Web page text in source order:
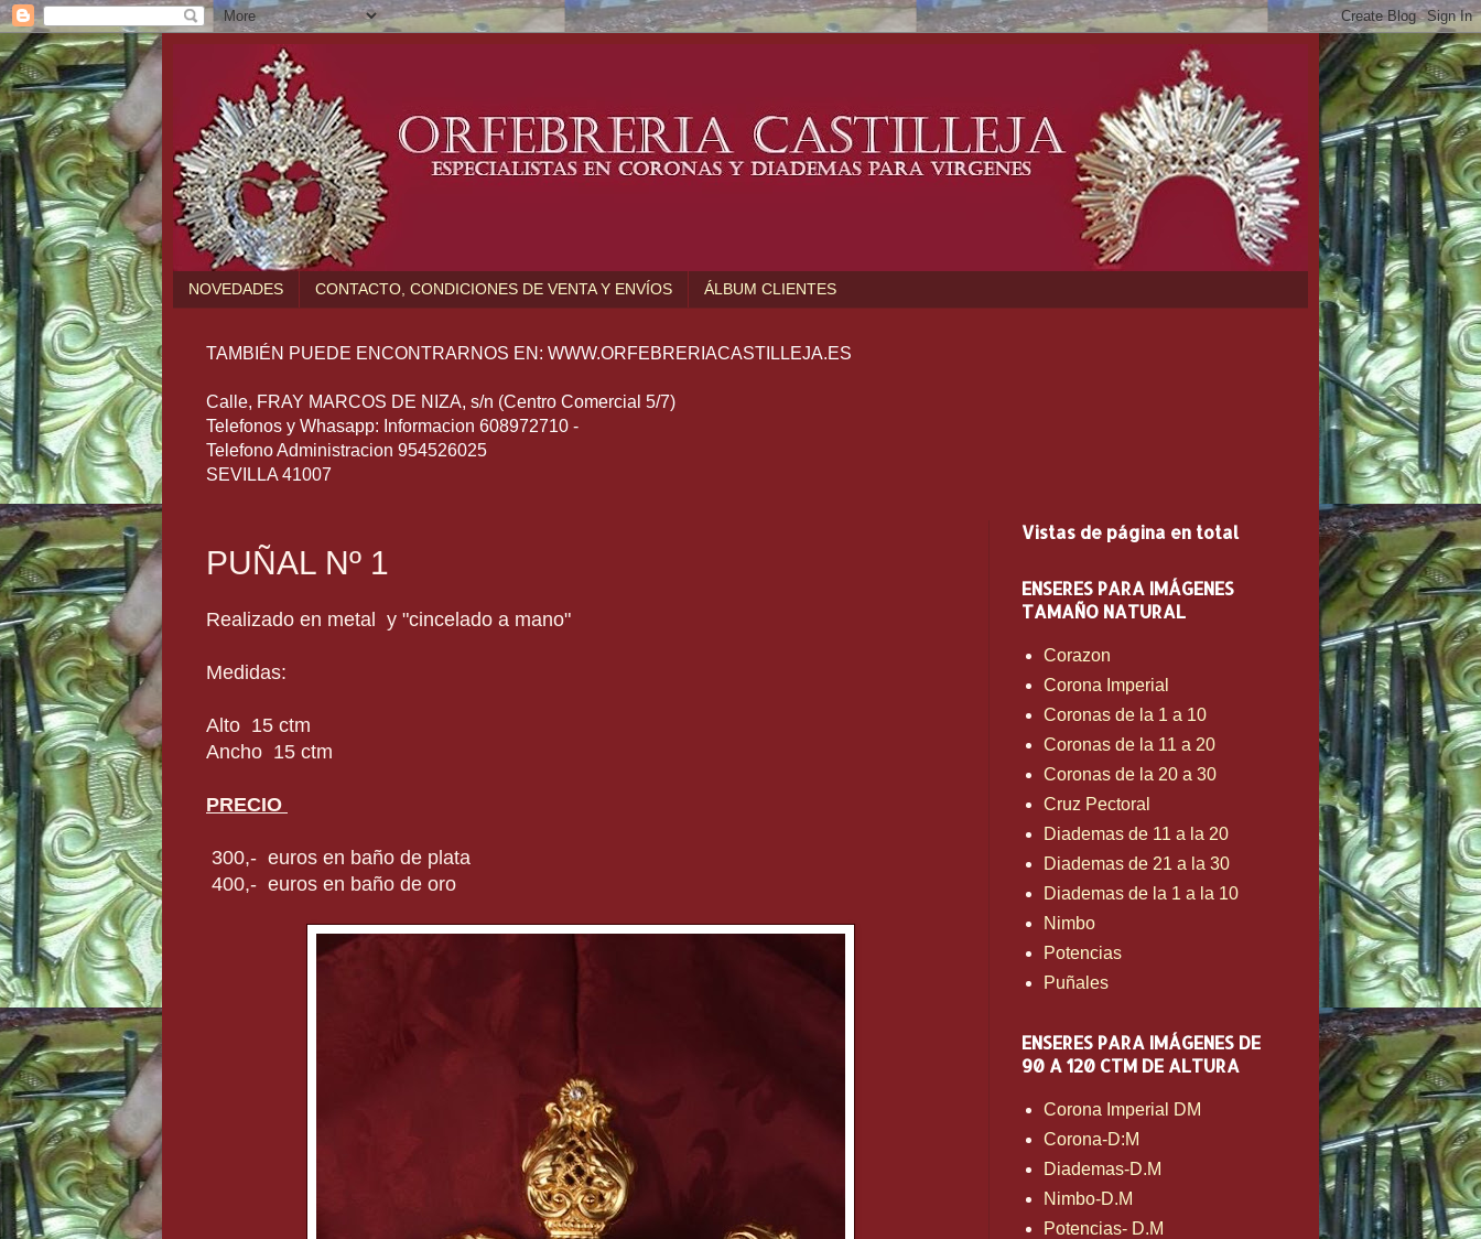
NOVEDADES CONTACTO, CONDICIONES DE VENTA Y ENVÍOS ÁLBUM CLIENTES
TAMBIÉN PUEDE ENCONTRARNOS EN: WWW.ORFEBRERIACASTILLEJA.ES
Calle, FRAY MARCOS DE NIZA, s/n (Centro Comercial 5/7)
Telefonos y Whasapp: Informacion 608972710 -
Telefono Administracion 954526025
SEVILLA 41007
PUÑAL Nº 1
Realizado en metal y "cincelado a mano"
Medidas:
Alto 15 ctm
Ancho 15 ctm
PRECIO
300,- euros en baño de plata
400,- euros en baño de oro
Vistas de página en total
ENSERES PARA IMÁGENES
TAMAÑO NATURAL
Corazon
Corona Imperial
Coronas de la 1 a 10
Coronas de la 11 a 20
Coronas de la 20 a 30
Cruz Pectoral
Diademas de 11 a la 20
Diademas de 21 a la 30
Diademas de la 1 a la 10
Nimbo
Potencias
Puñales
ENSERES PARA IMÁGENES DE
90 A 120 CTM DE ALTURA
Corona Imperial DM
Corona-D:M
Diademas-D.M
Nimbo-D.M
Potencias- D.M